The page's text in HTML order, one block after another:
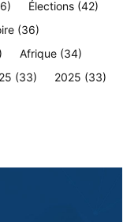
Élections (42)
(36)
Afrique (34)
(33) 2025 (33)